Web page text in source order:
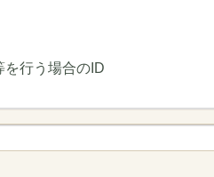
行う場合のID